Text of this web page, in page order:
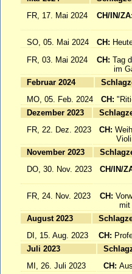
FR, 17. Mai 2024
CH/IN/
SO, 05. Mai 2024
CH:
FR, 03. Mai 2024
CH: Tag
im
Februar 2024
MO, 05. Feb. 2024
CH:
Dezember 2023
FR, 22. Dez. 2023
CH:
November 2023
DO, 30. Nov. 2023
CH/IN/
FR, 24. Nov. 2023
CH:
mit
August 2023
DI, 15. Aug. 2023
CH:
Juli 2023
MI, 26. Juli 2023
CH: